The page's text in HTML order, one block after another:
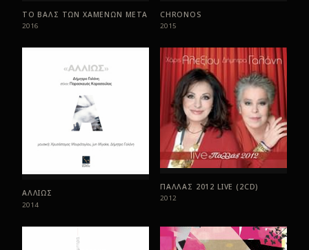
ΤΟ ΒΑΛΣ ΤΩΝ ΧΑΜΕΝΩΝ ΜΕΤΑ
2016
CHRONOS
2015
ΑΛΛΙΩΣ
2014
ΠΑΛΛΑΣ 2012 LIVE (2CD)
2012